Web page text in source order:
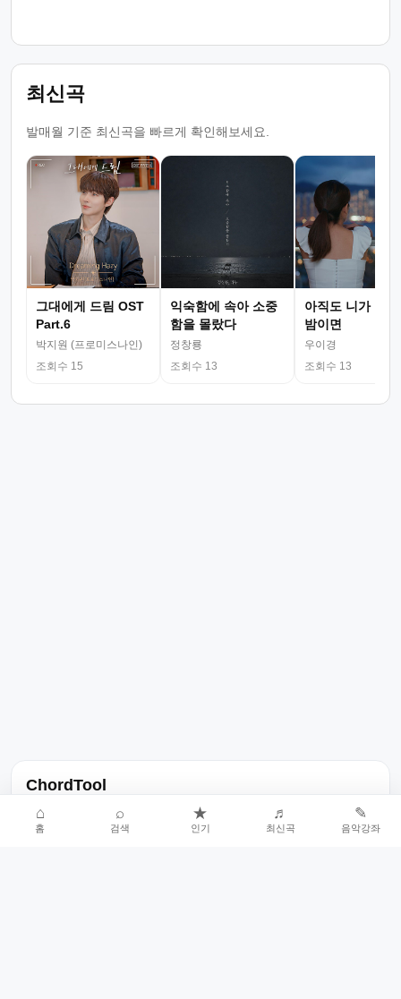
최신곡
발매월 기준 최신곡을 빠르게 확인해보세요.
그대에게 드림 OST
Part.6
박지원 (프로미스나인)
조회수 15
익숙함에 속아 소중
함을 몰랐다
정창룡
조회수 13
아직도 니가 그
밤이면
우이경
조회수 13
ChordTool
노래 가사, 곡 정보, 코드, 악보를 한곳에서 찾을 수 있는 음악 정보
서비스입니다.
⌂
홈
⌕
검색
★
인기
♬
최신곡
✎
음악강좌